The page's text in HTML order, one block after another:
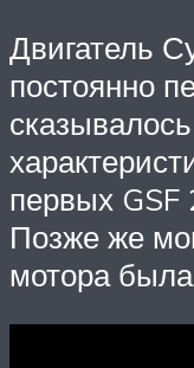
Двигатель
постоянно
первых GSF
Позже же
мотора